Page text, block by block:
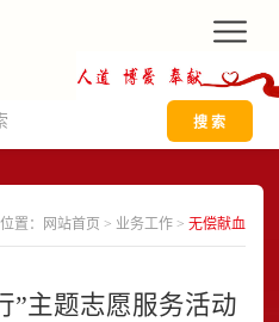
搜 索
置： 网站首页 > 业务工作> 无偿献血
”主题志愿服务活动